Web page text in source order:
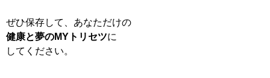
ぜひ保存して、あなただけの
健康と夢のMYトリセツに
してください。